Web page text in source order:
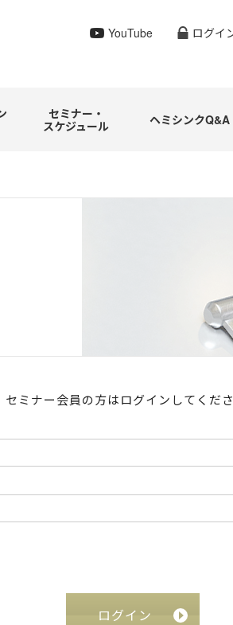
YouTube ログイ
セミナー・
スケジュール
ヘミシンクQ&A
セミナー会員の方はログインしてくださ
ログイン